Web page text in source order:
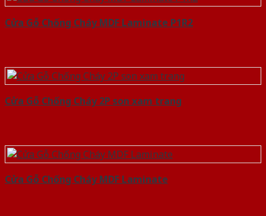
Cửa Gỗ Chống Cháy MDF Laminate P1R2
Cửa Gỗ Chống Cháy 2P son xam trang
Cửa Gỗ Chống Cháy MDF Laminate